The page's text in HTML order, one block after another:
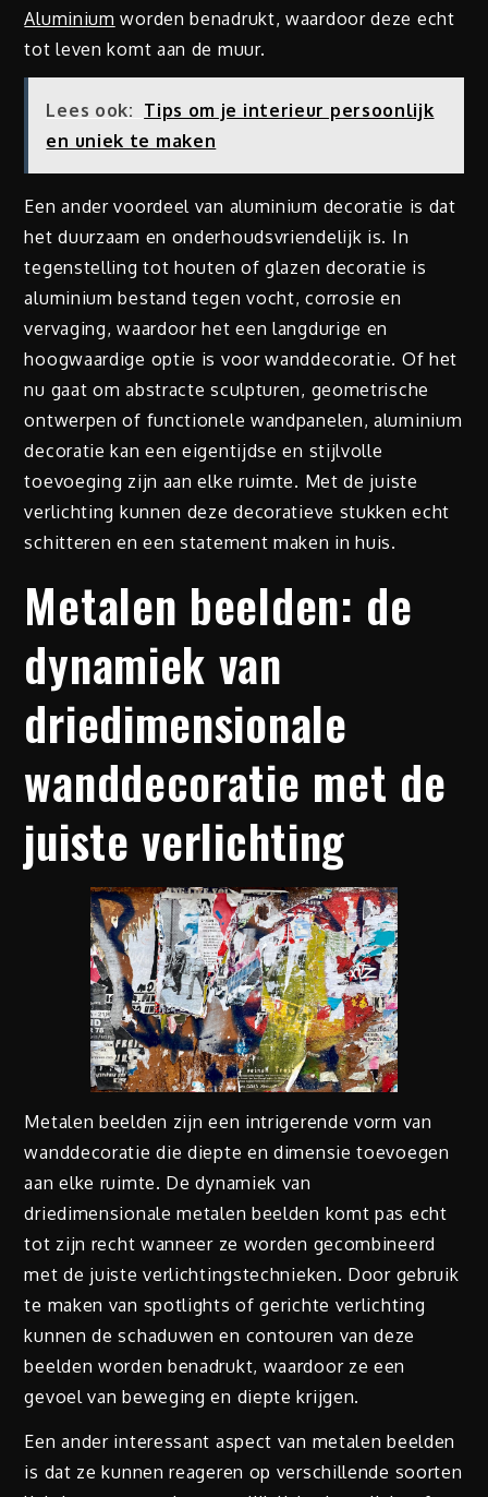
Aluminium worden benadrukt, waardoor deze echt
tot leven komt aan de muur.
Lees ook: Tips om je interieur persoonlijk
en uniek te maken
Een ander voordeel van aluminium decoratie is dat
het duurzaam en onderhoudsvriendelijk is. In
tegenstelling tot houten of glazen decoratie is
aluminium bestand tegen vocht, corrosie en
vervaging, waardoor het een langdurige en
hoogwaardige optie is voor wanddecoratie. Of het
nu gaat om abstracte sculpturen, geometrische
ontwerpen of functionele wandpanelen, aluminium
decoratie kan een eigentijdse en stijlvolle
toevoeging zijn aan elke ruimte. Met de juiste
verlichting kunnen deze decoratieve stukken echt
schitteren en een statement maken in huis.
Metalen beelden: de
dynamiek van
driedimensionale
wanddecoratie met de
juiste verlichting
Metalen beelden zijn een intrigerende vorm van
wanddecoratie die diepte en dimensie toevoegen
aan elke ruimte. De dynamiek van
driedimensionale metalen beelden komt pas echt
tot zijn recht wanneer ze worden gecombineerd
met de juiste verlichtingstechnieken. Door gebruik
te maken van spotlights of gerichte verlichting
kunnen de schaduwen en contouren van deze
beelden worden benadrukt, waardoor ze een
gevoel van beweging en diepte krijgen.
Een ander interessant aspect van metalen beelden
is dat ze kunnen reageren op verschillende soorten